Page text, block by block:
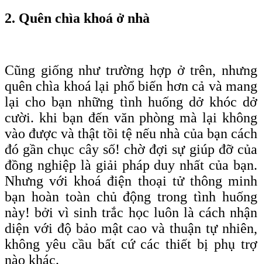
2. Quên chìa khoá ở nhà
Cũng giống như trường hợp ở trên, nhưng
quên chìa khoá lại phổ biến hơn cả và mang
lại cho bạn những tình huống dở khóc dở
cười. khi bạn đến văn phòng mà lại không
vào được và thật tồi tệ nếu nhà của bạn cách
đó gần chục cây số! chờ đợi sự giúp đỡ của
đồng nghiệp là giải pháp duy nhất của bạn.
Nhưng với khoá điện thoại tử thông minh
bạn hoàn toàn chủ động trong tình huống
này! bởi vì sinh trắc học luôn là cách nhận
diện với độ bảo mật cao và thuận tự nhiên,
không yêu cầu bất cứ các thiết bị phụ trợ
nào khác.